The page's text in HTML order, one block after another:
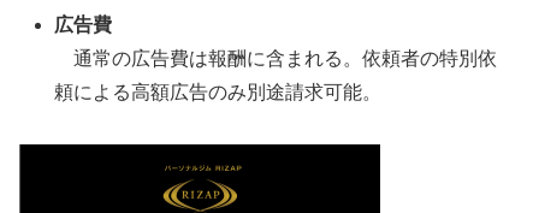
広告費
通常の広告費は報酬に含まれる。依頼者の特別依
頼による高額広告のみ別途請求可能。